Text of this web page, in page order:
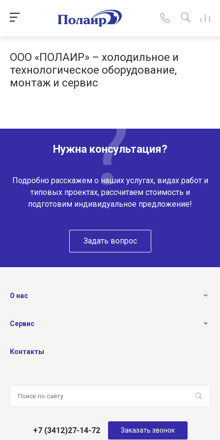
ООО «ПОЛАИР» – холодильное и
технологическое оборудование,
монтаж и сервис
Нужна консультация?
Подробно расскажем о наших услугах, видах работ и
типовых проектах, рассчитаем стоимость и
подготовим индивидуальное предложение!
Задать вопрос
О нас
Сервис
Контакты
+7 (3412)27-14-72 Заказать звонок